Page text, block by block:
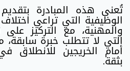
تُعنى هذه المبادرة
الوظيفية التي تراعي
والمهنية، مع التركيز
التي لا تتطلب خبرة سابقة،
أمام الخريجين للانطلاق
بثقة.